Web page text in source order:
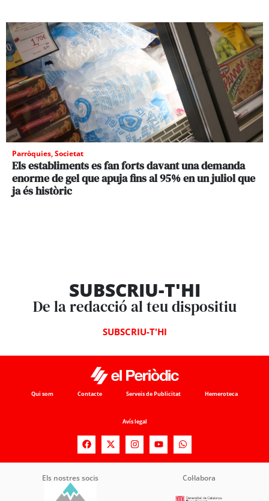
Parròquies,Societat
Els establiments es fan forts davant una demanda
enorme de gel que apuja fins al 95% en un juliol que
ja és històric
SUBSCRIU-T'HI
De la redacció al teu dispositiu
SUBSCRIU-T'HI
Qui som Contacte Serveis de Publicitat Hemeroteca
Avís legal
Els nostres socis Col·labora